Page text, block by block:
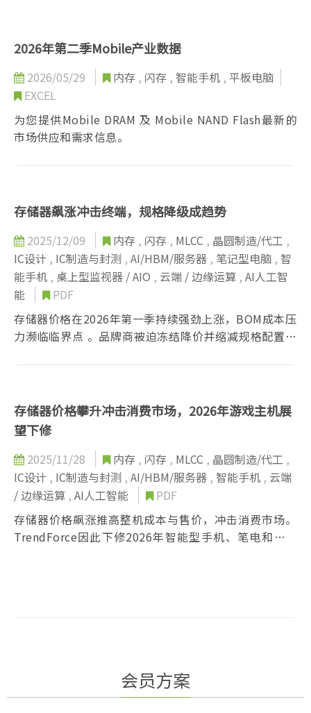
2026年第二季Mobile产业数据
2026/05/29 内存 , 闪存 , 智能手机 , 平板电脑
EXCEL
为您提供Mobile DRAM 及 Mobile NAND Flash最新的
市场供应和需求信息。
存储器飙涨冲击终端，规格降级成趋势
2025/12/09 内存 , 闪存 , MLCC , 晶圆制造/代工 ,
IC设计 , IC制造与封测 , AI/HBM/服务器 , 笔记型电脑 , 智
能手机 , 桌上型监视器 / AIO , 云端 / 边缘运算 , AI人工智
能
PDF
存储器价格在2026年第一季持续强劲上涨，BOM成本压
力濒临临界点 。品牌商被迫冻结降价并缩减规格配置，
存储器价格攀升冲击消费市场，2026年游戏主机展
望下修
2025/11/28 内存 , 闪存 , MLCC , 晶圆制造/代工 ,
IC设计 , IC制造与封测 , AI/HBM/服务器 , 智能手机 , 云端
/ 边缘运算 , AI人工智能
PDF
存储器价格飙涨推高整机成本与售价，冲击消费市场。
TrendForce因此下修2026年智能型手机、笔电和游戏
会员方案